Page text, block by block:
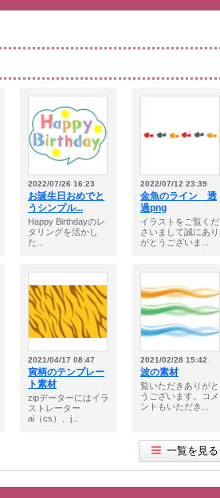
2022/07/26 16:23
お誕生日おめでと
うシンプル...
Happy Birthdayのレ
タリングを活かし
た...
2022/07/12 23:39
金魚のライン 透
過png
イラストをご覧くだ
さいまして誠にあり
がとうございま...
2021/04/17 08:47
寅柄のテンプレー
ト素材
zipデーターにはイラ
ストレーター
ai（cs）、j...
2021/02/28 15:42
波の素材
覧いただきありがと
うございます。コメ
ントもいただき...
一覧を見る